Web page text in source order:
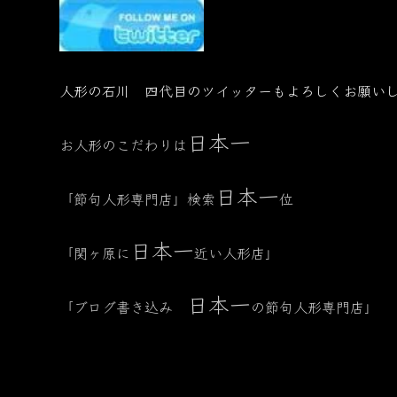
人形の石川 四代目のツイッターもよろしくお願い
お人形のこだわりは 日本一
「節句人形専門店」検索 日本一位
「関ヶ原に 日本一近い人形店」
「ブログ書き込み 日本一の節句人形専門店」